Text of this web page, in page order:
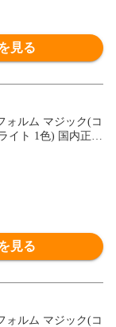
見る
ォルム マジック(コ
イト 1色) 国内正規
見る
ォルム マジック(コ